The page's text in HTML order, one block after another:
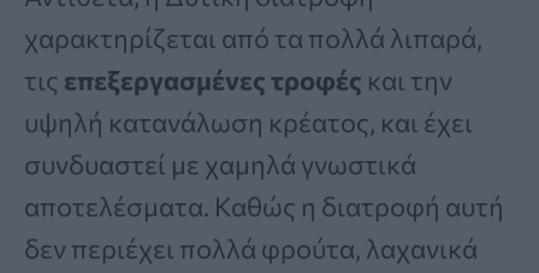
χαρακτηρίζεται από τα πολλά λιπαρά,
τις επεξεργασμένες τροφές και την
υψηλή κατανάλωση κρέατος, και έχει
συνδυαστεί με χαμηλά γνωστικά
αποτελέσματα. Καθώς η διατροφή αυτή
δεν περιέχει πολλά φρούτα, λαχανικά